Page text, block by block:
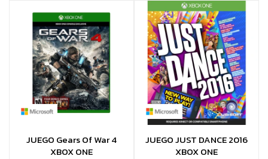
JUEGO Gears Of War 4
XBOX ONE
JUEGO JUST DANCE 2016
XBOX ONE